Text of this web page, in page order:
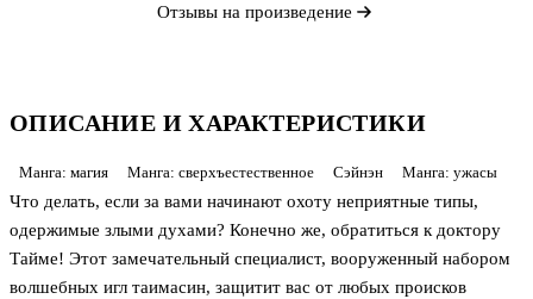
ОПИСАНИЕ И ХАРАКТЕРИСТИКИ
Манга: магия Манга: сверхъестественное Сэйнэн Манга: ужасы
Что делать, если за вами начинают охоту неприятные типы,
одержимые злыми духами? Конечно же, обратиться к доктору
Тайме! Этот замечательный специалист, вооруженный набором
волшебных игл таимасин, защитит вас от любых происков
Отзывы на произведение